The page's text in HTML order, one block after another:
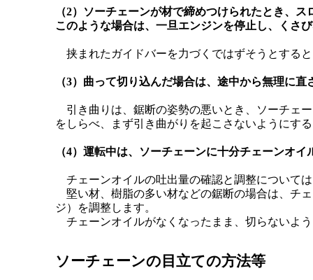
（2）ソーチェーンが材で締めつけられたとき、
このような場合は、一旦エンジンを停止し、
くさび
挟まれたガイドバーを力づくではずそうとする
（3）曲って切り込んだ場合は、途中から無理に
引き曲りは、鋸断の姿勢の悪いとき、ソーチェ
をしらべ、まず引き曲がりを起こさないようにす
（4）運転中は、ソーチェーンに十分チェーンオ
チェーンオイルの吐出量の確認と調整について
堅い材、樹脂の多い材などの鋸断の場合は、チ
ジ）を調整します。
チェーンオイルがなくなったまま、切らないよ
ソーチェーンの目立ての方法等